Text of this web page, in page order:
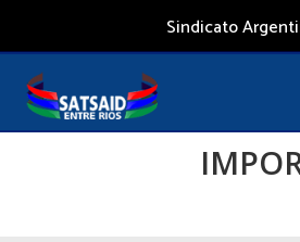
contenido
Sindicato